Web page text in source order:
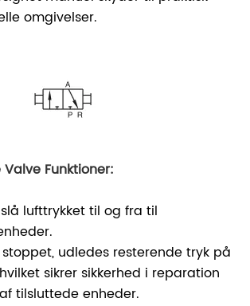
omgivelser.
Valve Funktioner:
lufttrykket til og fra til
udledes resterende tryk på
sikrer sikkerhed i reparation
tilsluttede enheder.